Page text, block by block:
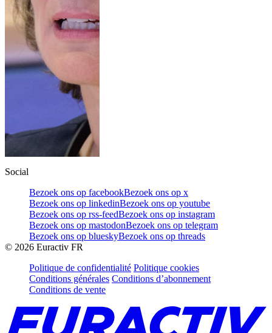
Social
Bezoek ons op facebookBezoek ons op x
Bezoek ons op linkedinBezoek ons op youtube
Bezoek ons op rss-feedBezoek ons op instagram
Bezoek ons op mastodonBezoek ons op telegram
Bezoek ons op blueskyBezoek ons op threads
© 2026 Euractiv FR
Politique de confidentialité Politique cookies
Conditions générales Conditions d’abonnement
Conditions de vente